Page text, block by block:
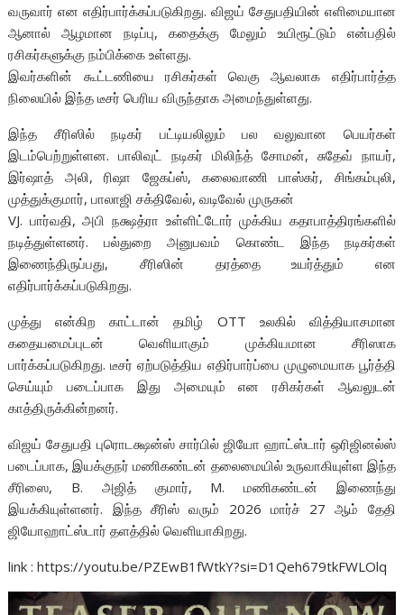
வருவார் என எதிர்பார்க்கப்படுகிறது. விஜய் சேதுபதியின் எளிமையான
ஆனால் ஆழமான நடிப்பு, கதைக்கு மேலும் உயிரூட்டும் என்பதில்
ரசிகர்களுக்கு நம்பிக்கை உள்ளது.
இவர்களின் கூட்டணியை ரசிகர்கள் வெகு ஆவலாக எதிர்பார்த்த
நிலையில் இந்த டீசர் பெரிய விருந்தாக அமைந்துள்ளது.
இந்த சீரிஸில் நடிகர் பட்டியலிலும் பல வலுவான பெயர்கள்
இடம்பெற்றுள்ளன. பாலிவுட் நடிகர் மிலிந்த் சோமன், சுதேவ் நாயர்,
இர்ஷாத் அலி, ரிஷா ஜேகப்ஸ், கலைவாணி பாஸ்கர், சிங்கம்புலி,
முத்துக்குமார், பாலாஜி சக்திவேல், வடிவேல் முருகன்
VJ. பார்வதி, அபி நக்ஷத்ரா உள்ளிட்டோர் முக்கிய கதாபாத்திரங்களில்
நடித்துள்ளனர். பல்துறை அனுபவம் கொண்ட இந்த நடிகர்கள்
இணைந்திருப்பது, சீரிஸின் தரத்தை உயர்த்தும் என
எதிர்பார்க்கப்படுகிறது.
முத்து என்கிற காட்டான் தமிழ் OTT உலகில் வித்தியாசமான
கதையமைப்புடன் வெளியாகும் முக்கியமான சீரிஸாக
பார்க்கப்படுகிறது. டீசர் ஏற்படுத்திய எதிர்பார்ப்பை முழுமையாக பூர்த்தி
செய்யும் படைப்பாக இது அமையும் என ரசிகர்கள் ஆவலுடன்
காத்திருக்கின்றனர்.
விஜய் சேதுபதி புரொடக்ஷன்ஸ் சார்பில் ஜியோ ஹாட்ஸ்டார் ஒரிஜினல்ஸ்
படைப்பாக, இயக்குநர் மணிகண்டன் தலைமையில் உருவாகியுள்ள இந்த
சீரிஸை, B. அஜித் குமார், M. மணிகண்டன் இணைந்து
இயக்கியுள்ளனர். இந்த சீரிஸ் வரும் 2026 மார்ச் 27 ஆம் தேதி
ஜியோஹாட்ஸ்டார் தளத்தில் வெளியாகிறது.
link : https://youtu.be/PZEwB1fWtkY?si=D1Qeh679tkFWLOlq